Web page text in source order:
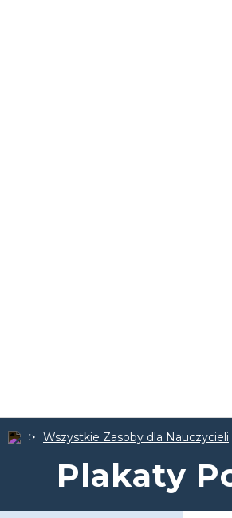
Wszystkie Zasoby dla Nauczycieli
Plakaty